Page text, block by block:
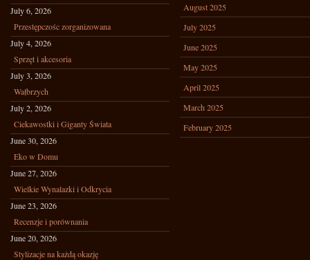
July 6, 2026
Przestępczośc zorganizowana
July 4, 2026
Sprzęt i akcesoria
July 3, 2026
Wałbrzych
July 2, 2026
Ciekawostki i Giganty Świata
June 30, 2026
Eko w Domu
June 27, 2026
Wielkie Wynalazki i Odkrycia
June 23, 2026
Recenzje i porównania
June 20, 2026
Stylizacje na każdą okazję
August 2025
July 2025
June 2025
May 2025
April 2025
March 2025
February 2025